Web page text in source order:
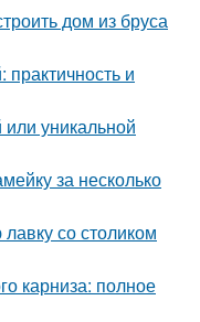
дом из бруса
практичность и
уникальной
за несколько
со столиком
карниза: полное